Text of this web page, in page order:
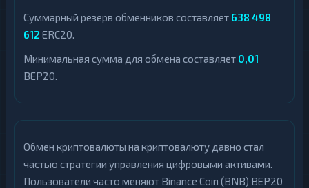
Суммарный резерв обменников составляет 638 498
612 ERC20.
Минимальная сумма для обмена составляет 0,01
BEP20.
Обмен криптовалюты на криптовалюту давно стал
частью стратегии управления цифровыми активами.
Пользователи часто меняют Binance Coin (BNB) BEP20